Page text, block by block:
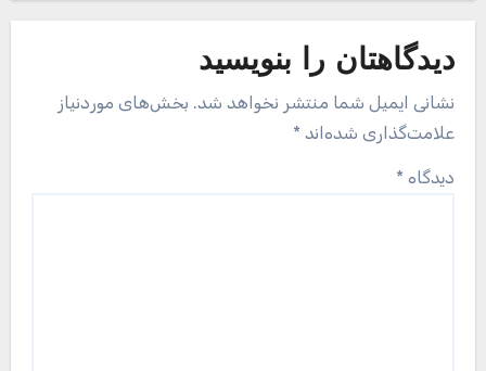
دیدگاهتان را بنویسید
نشانی ایمیل شما منتشر نخواهد شد. بخش‌های موردنیاز
علامت‌گذاری شده‌اند *
دیدگاه *